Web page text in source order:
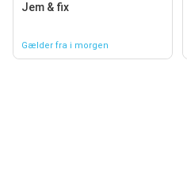
Jem & fix
Gælder fra i morgen